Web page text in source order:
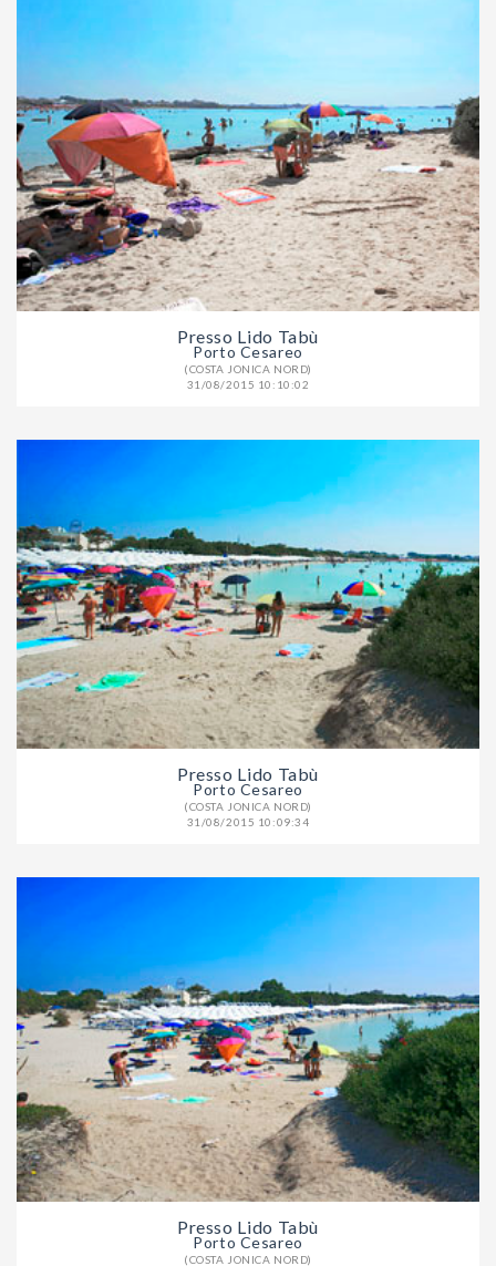
Presso Lido Tabù
Porto Cesareo
(COSTA JONICA NORD)
31/08/2015 10:10:02
Presso Lido Tabù
Porto Cesareo
(COSTA JONICA NORD)
31/08/2015 10:09:34
Presso Lido Tabù
Porto Cesareo
(COSTA JONICA NORD)